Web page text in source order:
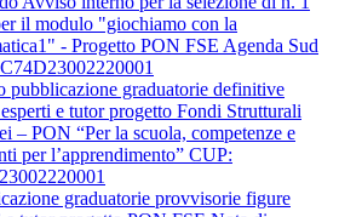
il modulo "giochiamo con la
- Progetto PON FSE Agenda Sud
pubblicazione graduatorie definitive
e tutor progetto Fondi Strutturali
– PON “Per la scuola, competenze e
per l’apprendimento” CUP:
graduatorie provvisorie figure